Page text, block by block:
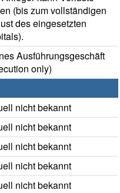
(bis zum vollständigen
des eingesetzten
Ausführungsgeschäft
only)
nicht bekannt
nicht bekannt
nicht bekannt
nicht bekannt
nicht bekannt